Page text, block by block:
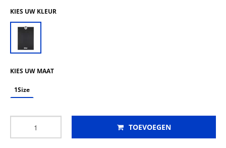
KIES UW KLEUR
KIES UW MAAT
1Size
TOEVOEGEN